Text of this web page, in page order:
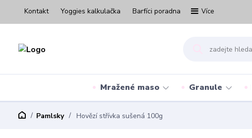
Kontakt Yoggies kalkulačka Barfíci poradna Více
Mražené maso Granule
Pamlsky Hovězí střívka sušená 100g